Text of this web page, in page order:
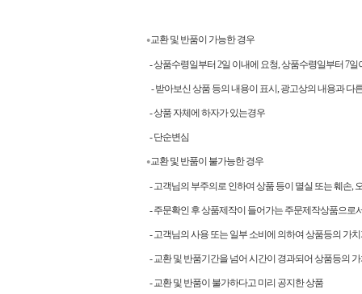
●교환 및 반품이 가능한 경우
- 상품수령일부터 2일 이내에 요청, 상품수령일부터 7
- 받아보신 상품 등의 내용이 표시, 광고상의 내용과 다
- 상품 자체에 하자가 있는경우
- 단순변심
●교환 및 반품이 불가능한 경우
- 고객님의 부주의로 인하여 상품 등이 멸실 또는 훼손,
- 주문확인 후 상품제작이 들어가는 주문제작상품으로
- 고객님의 사용 또는 일부 소비에 의하여 상품등의 가
- 교환 및 반품기간을 넘어 시간이 경과되어 상품등의
- 교환 및 반품이 불가하다고 미리 공지한 상품